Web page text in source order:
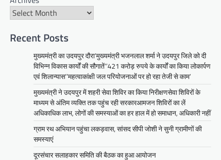
Recent Posts
मुख्यमंत्री का उदयपुर दौरा’मुख्यमंत्री भजनलाल शर्मा ने उदयपुर जिले को दी
विभिन्न विकास कार्यों की सौगातें’’421 करोड़ रुपये के कार्यों का किया लोकार्पण
एवं शिलान्यास’’महत्वाकांक्षी जल परियोजनाओं पर हो रहा तेजी से काम’
मुख्यमंत्री ने उदयपुर में शहरी सेवा शिविर का किया निरीक्षणसेवा शिविरों के
माध्यम से अंतिम व्यक्ति तक पहुंच रही सरकारआमजन शिविरों का लें
अधिकाधिक लाभ, लोगों की समस्याओं का हर हाल में हो समाधान, अधिकारी नहीं
ग्राम रथ अभियान पहुंचा लकड़वास, सांसद सीपी जोशी ने सुनी ग्रामीणों की
समस्याएं
दूरसंचार सलाहकार समिति की बैठक का हुआ आयोजन
का किया निरीक्षणसेवा शिविरों के माध्यम से
अंतिम व्यक्ति तक पहुंच रही
समाधान, अधिकारी नहीं
Mewari Khabar June 17, 2026
उदयपुर जयपुर 17 जून। मुख्यमंत्री भजनलाल शर्मा ने
बुधवार को उदयपुर प्रवास के दौरान उदयपुर विकास
प्राधिकरण में आयोजित शहरी…
Facebook
EmailWhatsApp
Reddit
X
Share